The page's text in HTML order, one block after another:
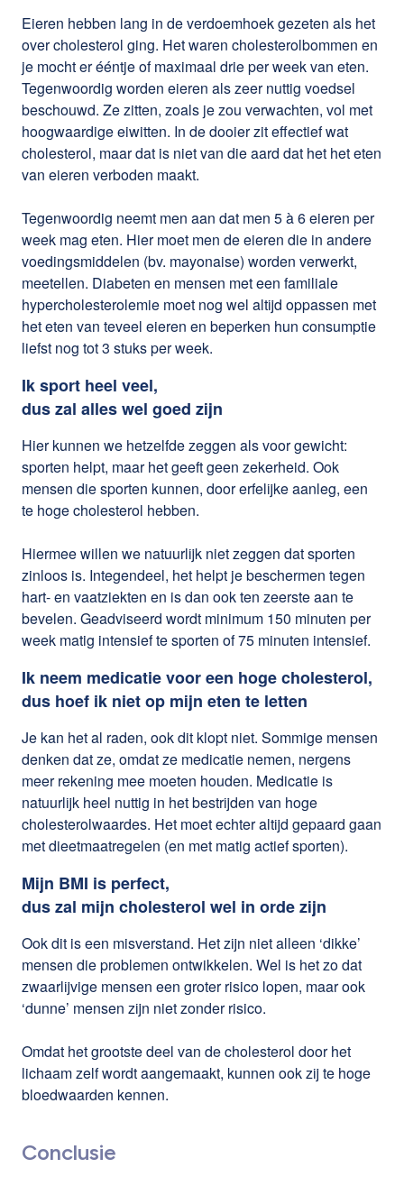
Eieren hebben lang in de verdoemhoek gezeten als het
over cholesterol ging. Het waren cholesterolbommen en
je mocht er ééntje of maximaal drie per week van eten.
Tegenwoordig worden eieren als zeer nuttig voedsel
beschouwd. Ze zitten, zoals je zou verwachten, vol met
hoogwaardige eiwitten. In de dooier zit effectief wat
cholesterol, maar dat is niet van die aard dat het het eten
van eieren verboden maakt.
Tegenwoordig neemt men aan dat men 5 à 6 eieren per
week mag eten. Hier moet men de eieren die in andere
voedingsmiddelen (bv. mayonaise) worden verwerkt,
meetellen. Diabeten en mensen met een familiale
hypercholesterolemie moet nog wel altijd oppassen met
het eten van teveel eieren en beperken hun consumptie
liefst nog tot 3 stuks per week.
Ik sport heel veel,
dus zal alles wel goed zijn
Hier kunnen we hetzelfde zeggen als voor gewicht:
sporten helpt, maar het geeft geen zekerheid. Ook
mensen die sporten kunnen, door erfelijke aanleg, een
te hoge cholesterol hebben.
Hiermee willen we natuurlijk niet zeggen dat sporten
zinloos is. Integendeel, het helpt je beschermen tegen
hart- en vaatziekten en is dan ook ten zeerste aan te
bevelen. Geadviseerd wordt minimum 150 minuten per
week matig intensief te sporten of 75 minuten intensief.
Ik neem medicatie voor een hoge cholesterol,
dus hoef ik niet op mijn eten te letten
Je kan het al raden, ook dit klopt niet. Sommige mensen
denken dat ze, omdat ze medicatie nemen, nergens
meer rekening mee moeten houden. Medicatie is
natuurlijk heel nuttig in het bestrijden van hoge
cholesterolwaardes. Het moet echter altijd gepaard gaan
met dieetmaatregelen (en met matig actief sporten).
Mijn BMI is perfect,
dus zal mijn cholesterol wel in orde zijn
Ook dit is een misverstand. Het zijn niet alleen ‘dikke’
mensen die problemen ontwikkelen. Wel is het zo dat
zwaarlijvige mensen een groter risico lopen, maar ook
‘dunne’ mensen zijn niet zonder risico.
Omdat het grootste deel van de cholesterol door het
lichaam zelf wordt aangemaakt, kunnen ook zij te hoge
bloedwaarden kennen.
Conclusie